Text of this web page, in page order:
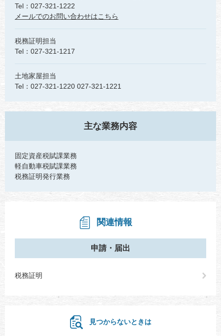
Tel：027-321-1222
メールでのお問い合わせはこちら
税務証明担当
Tel：027-321-1217
土地家屋担当
Tel：027-321-1220 027-321-1221
主な業務内容
固定資産税賦課業務
軽自動車税賦課業務
税務証明発行業務
関連情報
申請・届出
税務証明
見つからないときは